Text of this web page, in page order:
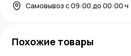
Самовывоз с 09:00 до 00:00 ч
Похожие товары